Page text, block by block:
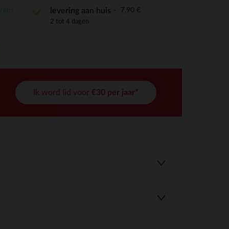
aan te passen en te beheren, en zorgt ervoor dat aan
levering aan huis 7,90 €
2 tot 4 dagen
Ik word lid voor €30 per jaar*